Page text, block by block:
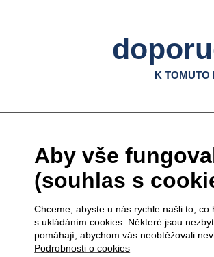
K TOMUTO
Aby vše
(souhlas s
Chceme, abyste u nás rychle našli to,
s ukládáním cookies. Některé jsou
pomáhají, abychom vás neobtěžovali
Podrobnosti o cookies